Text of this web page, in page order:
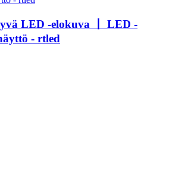
LED -elokuva 丨 LED -
- rtled